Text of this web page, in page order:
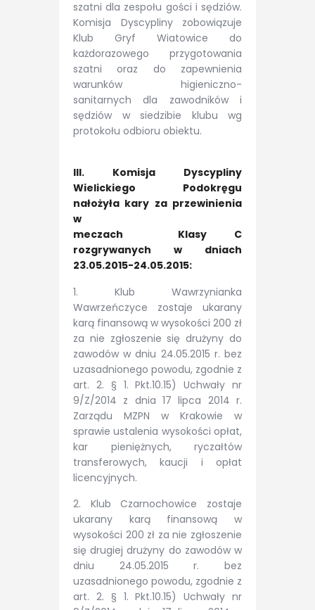
szatni dla zespołu gości i sędziów.
Komisja Dyscypliny zobowiązuje
Klub Gryf Wiatowice do
każdorazowego przygotowania
szatni oraz do zapewnienia
warunków higieniczno-
sanitarnych dla zawodników i
sędziów w siedzibie klubu wg
protokołu odbioru obiektu.
III. Komisja Dyscypliny
Wielickiego Podokręgu
nałożyła kary za przewinienia
w
meczach Klasy C
rozgrywanych w dniach
23.05.2015-24.05.2015:
1. Klub Wawrzynianka
Wawrzeńczyce zostaje ukarany
karą finansową w wysokości 200 zł
za nie zgłoszenie się drużyny do
zawodów w dniu 24.05.2015 r. bez
uzasadnionego powodu, zgodnie z
art. 2. § 1. Pkt.10.15) Uchwały nr
9/Z/2014 z dnia 17 lipca 2014 r.
Zarządu MZPN w Krakowie w
sprawie ustalenia wysokości opłat,
kar pieniężnych, ryczałtów
transferowych, kaucji i opłat
licencyjnych.
2. Klub Czarnochowice zostaje
ukarany karą finansową w
wysokości 200 zł za nie zgłoszenie
się drugiej drużyny do zawodów w
dniu 24.05.2015 r. bez
uzasadnionego powodu, zgodnie z
art. 2. § 1. Pkt.10.15) Uchwały nr